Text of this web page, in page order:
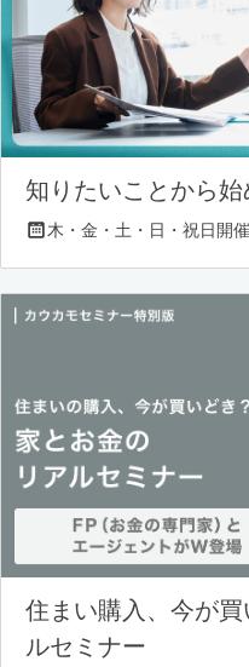
知りたいことから
住まい購入、今が
ルセミナー